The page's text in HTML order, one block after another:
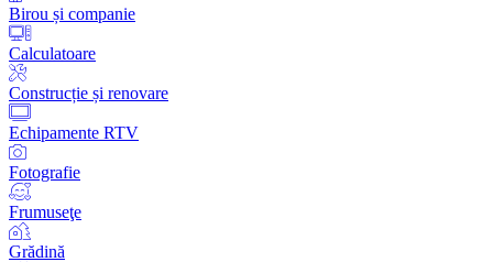
Birou și companie
Calculatoare
Construcție și renovare
Echipamente RTV
Fotografie
Frumuseţe
Grădină